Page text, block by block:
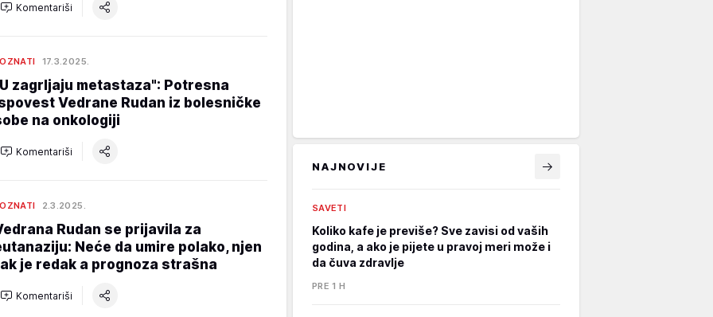
Komentariši
17.3.2025.
zagrljaju metastaza": Potresna
Vedrane Rudan iz bolesničke
na onkologiji
Komentariši
2.3.2025.
Rudan se prijavila za
Neće da umire polako, njen
je redak a prognoza strašna
Komentariši
NAJNOVIJE
SAVETI
Koliko kafe je previše? Sve zavisi od vaših
godina, a ako je pijete u pravoj meri može i
da čuva zdravlje
PRE 1 H